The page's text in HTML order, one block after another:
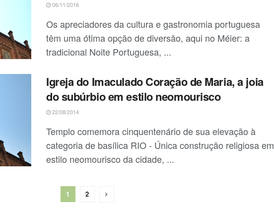
06/11/2016
Os apreciadores da cultura e gastronomia portuguesa
têm uma ótima opção de diversão, aqui no Méier: a
tradicional Noite Portuguesa, ...
Igreja do Imaculado Coração de Maria, a joia
do subúrbio em estilo neomourisco
22/08/2014
Templo comemora cinquentenário de sua elevação à
categoria de basílica RIO - Única construção religiosa em
estilo neomourisco da cidade, ...
1 2